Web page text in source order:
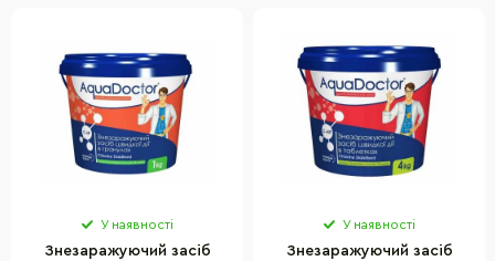
У наявності
Знезаражуючий засіб
У наявності
Знезаражуючий засіб